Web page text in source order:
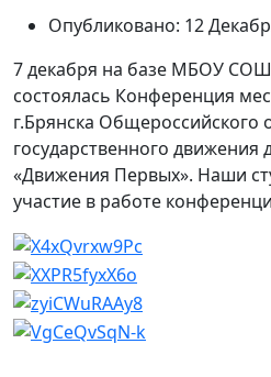
Опубликовано: 12
7 декабря на базе МБОУ
состоялась Конференция
г.Брянска Общероссийского
государственного движения
«Движения Первых». Наши
участие в работе